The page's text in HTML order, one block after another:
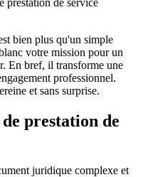
bien plus qu'un simple
votre mission pour un
En bref, il transforme une
professionnel.
et sans surprise.
prestation de
juridique complexe et